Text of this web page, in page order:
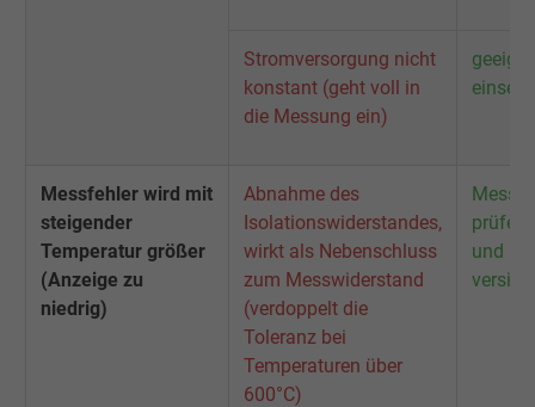
Name NID, Google Maps
Anbieter Google LLC
6 Monate
Registriert eine eindeutige ID, die das Gerät
Stromversorgung nicht
konstant (geht voll in
die Messung ein)
Messfehler wird mit
steigender
Temperatur größer
(Anzeige zu
niedrig)
Abnahme des
Isolationswiderstandes,
wirkt als Nebenschluss
zum Messwiderstand
(verdoppelt die
Toleranz bei
Temperaturen über
600°C)
und